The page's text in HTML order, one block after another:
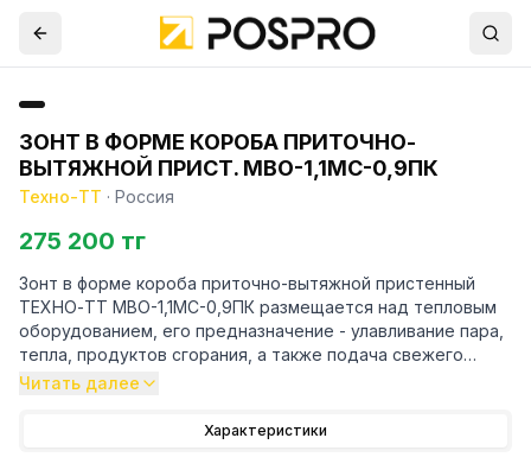
ЗОНТ В ФОРМЕ КОРОБА ПРИТОЧНО-
ВЫТЯЖНОЙ ПРИСТ. МВО-1,1МС-0,9ПК
Техно-ТТ · Россия
275 200 тг
Зонт в форме короба приточно-вытяжной пристенный
ТЕХНО-ТТ МВО-1,1МС-0,9ПК размещается над тепловым
оборудованием, его предназначение - улавливание пара,
тепла, продуктов сгорания, а также подача свежего
воздуха, что благоприятно сказывается на микроклимате
Читать далее
Характеристики